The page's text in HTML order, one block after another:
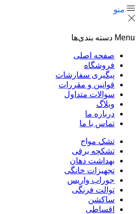
منو
Menu دسته بندی‌ها
صفحه اصلی
فروشگاه
پیگیری سفارشات
قوانین و مقررات
سوالات متداول
وبلاگ
درباره ما
تماس با ما
تشک مواج
تشکچه برقی
بهداشت دهان
تجهیزات خانگی
جوراب واریس
توالت فرنگی
ساکشن
اقساطی